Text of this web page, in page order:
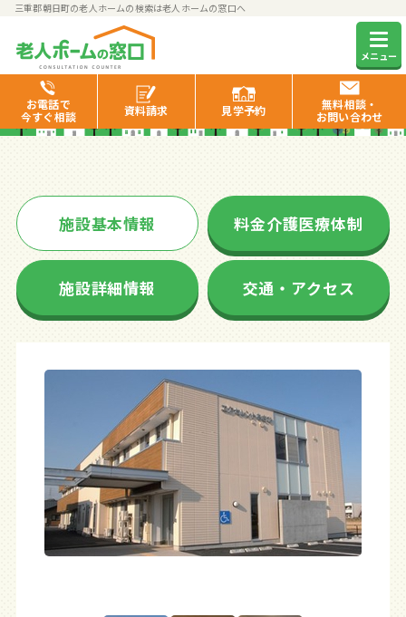
三重郡朝日町の老人ホームの検索は老人ホームの窓口へ
メニュー
お電話で
今すぐ相談
資料請求 見学予約
無料相談・
お問い合わせ
エクセレントあさひ
施設基本情報 料金介護医療体制
施設詳細情報 交通・アクセス